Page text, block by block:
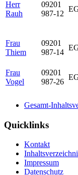
Herr
Rauh
09201
987-12
Frau
Thiem
09201
987-14
Frau
Vogel
09201
987-26
Gesamt-
Quicklinks
Kontakt
Impressum
Datenschutz